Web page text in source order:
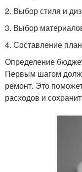
2. Выбор стиля и
3. Выбор
4. Составление
Определение
Первым шагом
ремонт. Это
расходов и